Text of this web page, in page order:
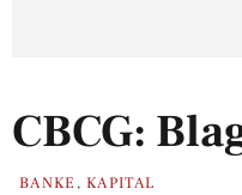
CBCG:
BANKE ,KAPITAL